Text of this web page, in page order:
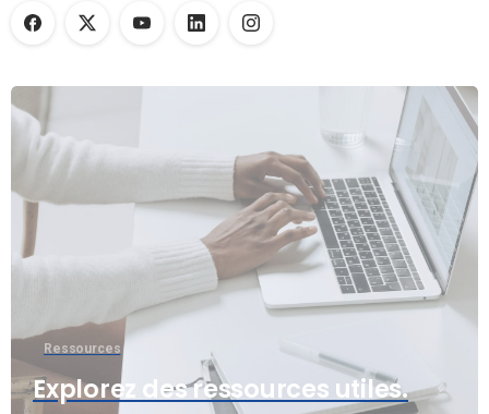
Ressources
Explorez des ressources utiles.